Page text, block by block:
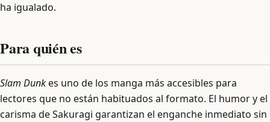
ha igualado.
Para quién es
Slam Dunkes uno de los manga más accesibles para
lectores que no están habituados al formato. El humor y el
carisma de Sakuragi garantizan el enganche inmediato sin